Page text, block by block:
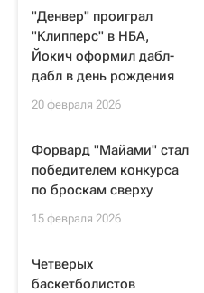
"Денвер" проиграл
"Клипперс" в НБА,
Йокич оформил дабл-
дабл в день рождения
20 февраля 2026
Форвард "Майами" стал
победителем конкурса
по броскам сверху
15 февраля 2026
Четверых
баскетболистов